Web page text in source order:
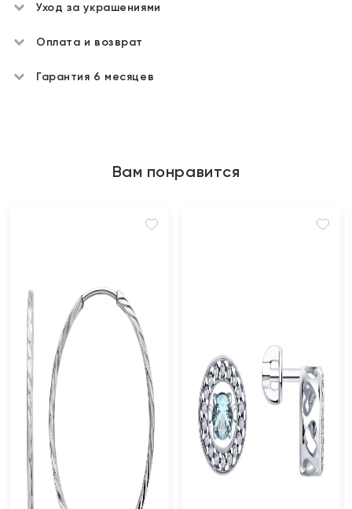
Уход за украшениями
Оплата и возврат
Гарантия 6 месяцев
Вам понравится